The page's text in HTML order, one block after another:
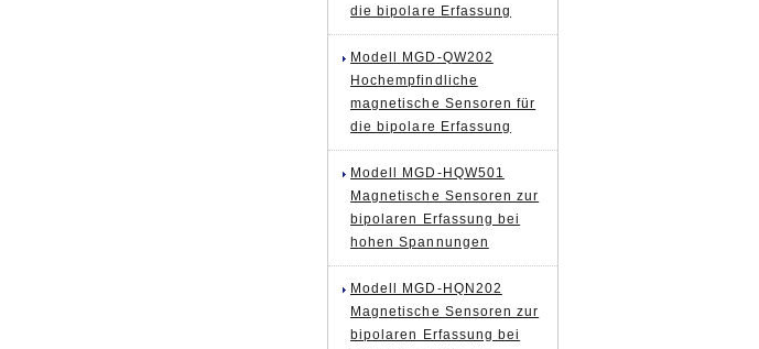
die bipolare Erfassung
Modell MGD-QW202
Hochempfindliche
magnetische Sensoren für
die bipolare Erfassung
Modell MGD-HQW501
Magnetische Sensoren zur
bipolaren Erfassung bei
hohen Spannungen
Modell MGD-HQN202
Magnetische Sensoren zur
bipolaren Erfassung bei